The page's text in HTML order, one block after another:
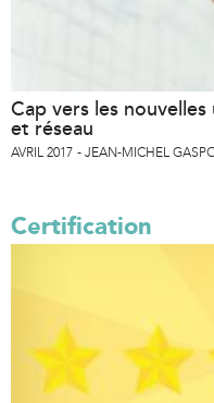
Cap vers les
et réseau
AVRIL 2017 JEAN-MICHEL
Certification